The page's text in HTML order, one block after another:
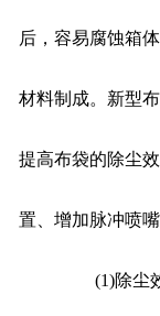
后，容易腐蚀箱
材料制成。新型
提高布袋的除尘
置、增加脉冲喷
(1)除尘效